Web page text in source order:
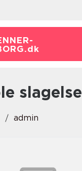
dk
slagelse
admin